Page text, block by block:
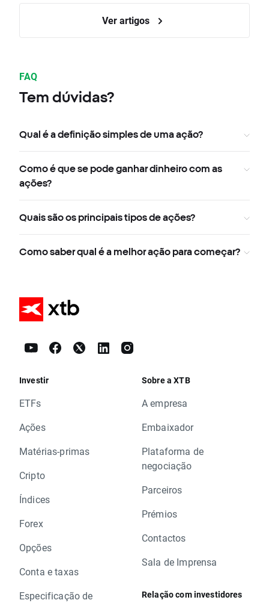
Ver artigos
FAQ
Tem dúvidas?
Qual é a definição simples de uma ação?
Como é que se pode ganhar dinheiro com as
ações?
Quais são os principais tipos de ações?
Como saber qual é a melhor ação para começar?
Investir
ETFs
Ações
Matérias-primas
Cripto
Índices
Forex
Opções
Conta e taxas
Especificação de
Sobre a XTB
A empresa
Embaixador
Plataforma de
negociação
Parceiros
Prémios
Contactos
Sala de Imprensa
Relação com investidores